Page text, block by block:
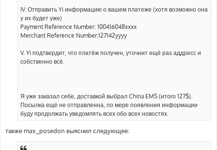
IV. Отправить Yi информацию о вашем платеже (хотя возможно она
у их будет уже)
Payment Reference Number: 100416048xxxx
Merchant Reference Number:127142yyyy
V. Yi подтвердит, что платёж получен, уточнит ещё раз аддресс и
собственно всё.
Я уже заказал себе, доставкой выбрал China EMS (итого 127$).
Посылка ещё не отправленна, по мере появления информации
буду продолжать уведомлять всех обо всех новостях.
также max_posedon выяснил следующее: